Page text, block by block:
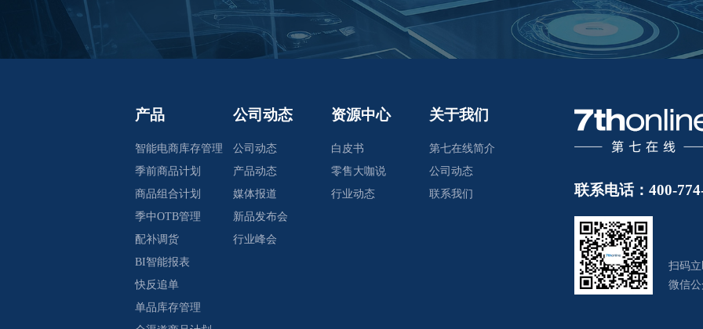
产品
智能电商库存管理
季前商品计划
商品组合计划
季中OTB管理
配补调货
BI智能报表
快反追单
单品库存管理
公司动态
公司动态
产品动态
媒体报道
新品发布会
行业峰会
资源中心
白皮书
零售大咖说
行业动态
关于我们
第七在线简介
公司动态
联系我们
联系电话：400-
扫码
微信